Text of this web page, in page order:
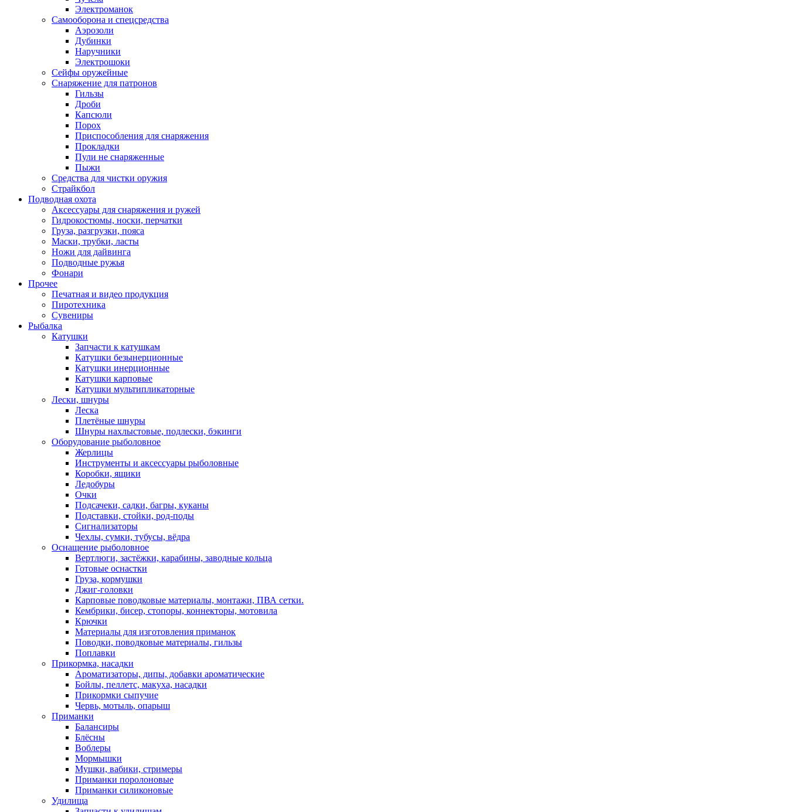
Электроманок
Самооборона и спецсредства
Аэрозоли
Дубинки
Наручники
Электрошоки
Сейфы оружейные
Снаряжение для патронов
Гильзы
Дроби
Капсюли
Порох
Приспособления для снаряжения
Прокладки
Пули не снаряженные
Пыжи
Средства для чистки оружия
Страйкбол
Подводная охота
Аксессуары для снаряжения и ружей
Гидрокостюмы, носки, перчатки
Груза, разгрузки, пояса
Маски, трубки, ласты
Ножи для дайвинга
Подводные ружья
Фонари
Прочее
Печатная и видео продукция
Пиротехника
Сувениры
Рыбалка
Катушки
Запчасти к катушкам
Катушки безынерционные
Катушки инерционные
Катушки карповые
Катушки мультипликаторные
Лески, шнуры
Леска
Плетёные шнуры
Шнуры нахлыстовые, подлески, бэкинги
Оборудование рыболовное
Жерлицы
Инструменты и аксессуары рыболовные
Коробки, ящики
Ледобуры
Очки
Подсачеки, садки, багры, куканы
Подставки, стойки, род-поды
Сигнализаторы
Чехлы, сумки, тубусы, вёдра
Оснащение рыболовное
Вертлюги, застёжки, карабины, заводные кольца
Готовые оснастки
Груза, кормушки
Джиг-головки
Карповые поводковые материалы, монтажи, ПВА сетки.
Кембрики, бисер, стопоры, коннекторы, мотовила
Крючки
Материалы для изготовления приманок
Поводки, поводковые материалы, гильзы
Поплавки
Прикормка, насадки
Ароматизаторы, дипы, добавки ароматические
Бойлы, пеллетс, макуха, насадки
Прикормки сыпучие
Червь, мотыль, опарыш
Приманки
Балансиры
Блёсны
Воблеры
Мормышки
Мушки, вабики, стримеры
Приманки поролоновые
Приманки силиконовые
Удилища